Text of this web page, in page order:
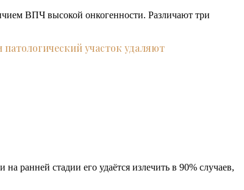
ВПЧ высокой онкогенности. Различают три
участок удаляют
ранней стадии его удаётся излечить в 90% случаев,